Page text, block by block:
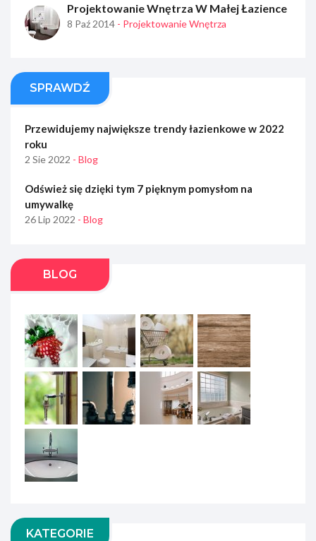
Projektowanie Wnętrza W Małej Łazience
8 Paź 2014 - Projektowanie Wnętrza
SPRAWDŹ
Przewidujemy największe trendy łazienkowe w 2022
roku
2 Sie 2022 - Blog
Odśwież się dzięki tym 7 pięknym pomysłom na
umywalkę
26 Lip 2022 - Blog
BLOG
KATEGORIE